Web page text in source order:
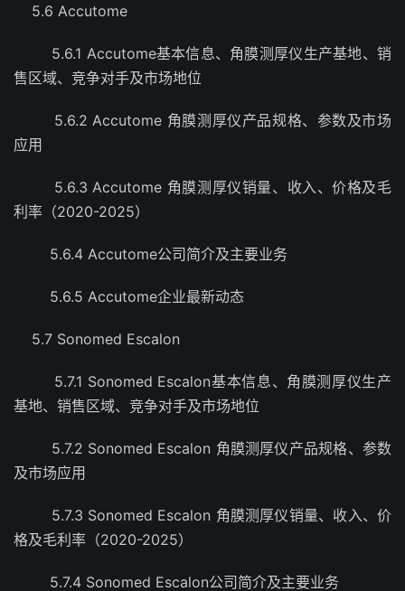
5.6 Accutome
5.6.1 Accutome基本信息、角膜测厚仪生产基地、销
售区域、竞争对手及市场地位
5.6.2 Accutome 角膜测厚仪产品规格、参数及市场
应用
5.6.3 Accutome 角膜测厚仪销量、收入、价格及毛
利率（2020-2025）
5.6.4 Accutome公司简介及主要业务
5.6.5 Accutome企业最新动态
5.7 Sonomed Escalon
5.7.1 Sonomed Escalon基本信息、角膜测厚仪生产
基地、销售区域、竞争对手及市场地位
5.7.2 Sonomed Escalon 角膜测厚仪产品规格、参数
及市场应用
5.7.3 Sonomed Escalon 角膜测厚仪销量、收入、价
格及毛利率（2020-2025）
5.7.4 Sonomed Escalon公司简介及主要业务